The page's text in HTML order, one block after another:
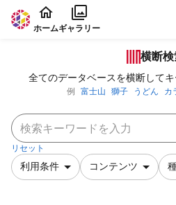
本文に飛ぶ
ホームギャラリー
横断
全てのデータベースを横断してキ
例 富士山 獅子 うどん カ
リセット
利用条件 コンテンツ